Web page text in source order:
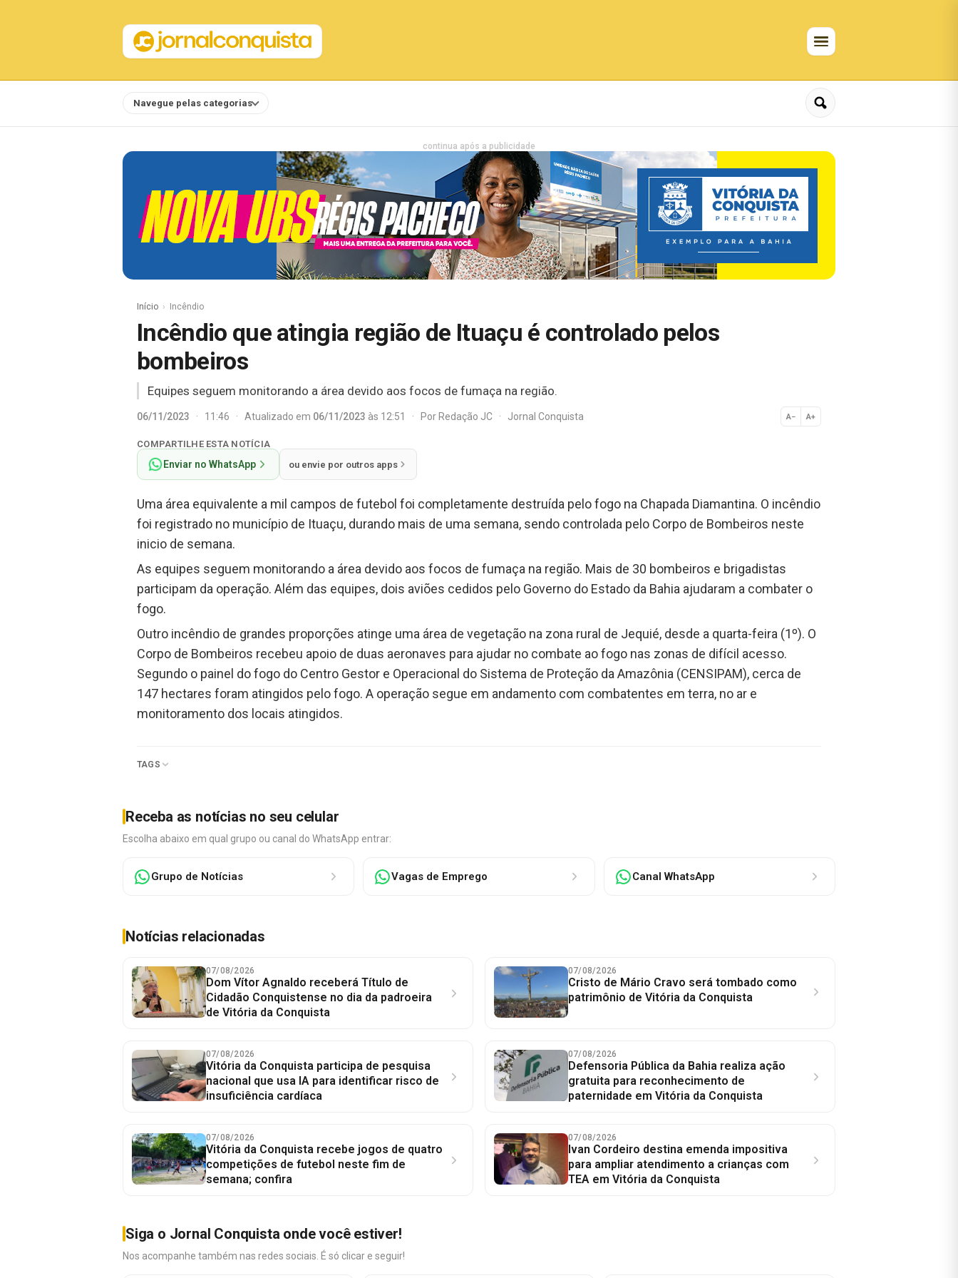
Navegue pelas categorias
continua após a publicidade
Início Incêndio
Incêndio que atingia região de Ituaçu é controlado pelos
bombeiros
Equipes seguem monitorando a área devido aos focos de fumaça na região.
06/11/2023 · 11:46 · Atualizado em 06/11/2023 às 12:51 · PorRedação JC · Jornal Conquista A− A+
Normal
COMPARTILHE ESTA NOTÍCIA
Enviar no WhatsApp ou envie por outros apps
Uma área equivalente a mil campos de futebol foi completamente destruída pelo fogo na Chapada Diamantina. O incêndio
foi registrado no município de Ituaçu, durando mais de uma semana, sendo controlada pelo Corpo de Bombeiros neste
inicio de semana.
As equipes seguem monitorando a área devido aos focos de fumaça na região. Mais de 30 bombeiros e brigadistas
participam da operação. Além das equipes, dois aviões cedidos pelo Governo do Estado da Bahia ajudaram a combater o
fogo.
Outro incêndio de grandes proporções atinge uma área de vegetação na zona rural de Jequié, desde a quarta-feira (1º). O
Corpo de Bombeiros recebeu apoio de duas aeronaves para ajudar no combate ao fogo nas zonas de difícil acesso.
Segundo o painel do fogo do Centro Gestor e Operacional do Sistema de Proteção da Amazônia (CENSIPAM), cerca de
147 hectares foram atingidos pelo fogo. A operação segue em andamento com combatentes em terra, no ar e
monitoramento dos locais atingidos.
TAGS
Receba as notícias no seu celular
Escolha abaixo em qual grupo ou canal do WhatsApp entrar:
Grupo de Notícias Vagas de Emprego Canal WhatsApp
Notícias relacionadas
07/08/2026
Dom Vítor Agnaldo receberá Título de
Cidadão Conquistense no dia da padroeira
de Vitória da Conquista
07/08/2026
Cristo de Mário Cravo será tombado como
patrimônio de Vitória da Conquista
07/08/2026
Vitória da Conquista participa de pesquisa
nacional que usa IA para identificar risco de
insuficiência cardíaca
07/08/2026
Defensoria Pública da Bahia realiza ação
gratuita para reconhecimento de
paternidade em Vitória da Conquista
07/08/2026
Vitória da Conquista recebe jogos de quatro
competições de futebol neste fim de
semana; confira
07/08/2026
Ivan Cordeiro destina emenda impositiva
para ampliar atendimento a crianças com
TEA em Vitória da Conquista
Siga o Jornal Conquista onde você estiver!
Nos acompanhe também nas redes sociais. É só clicar e seguir!